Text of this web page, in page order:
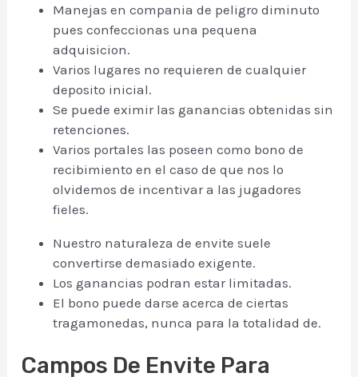
Manejas en compania de peligro diminuto
pues confeccionas una pequena
adquisicion.
Varios lugares no requieren de cualquier
deposito inicial.
Se puede eximir las ganancias obtenidas sin
retenciones.
Varios portales las poseen como bono de
recibimiento en el caso de que nos lo
olvidemos de incentivar a las jugadores
fieles.
Nuestro naturaleza de envite suele
convertirse demasiado exigente.
Los ganancias podran estar limitadas.
El bono puede darse acerca de ciertas
tragamonedas, nunca para la totalidad de.
Campos De Envite Para